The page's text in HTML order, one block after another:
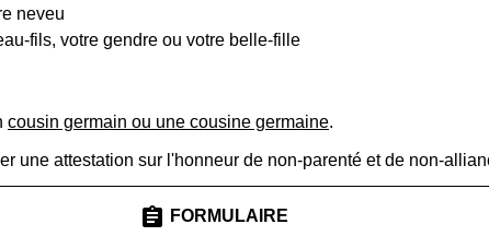
neveu
fils, votre gendre ou votre belle-fille
cousin germain ou une cousine germaine.
une attestation sur l'honneur de non-parenté et de non-
assignment FORMULAIRE